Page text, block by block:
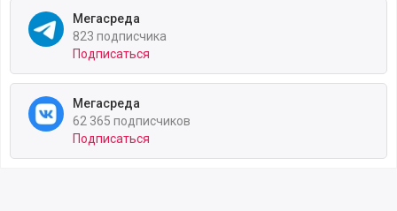
Мегасреда
823 подписчика
Подписаться
Мегасреда
62 365 подписчиков
Подписаться